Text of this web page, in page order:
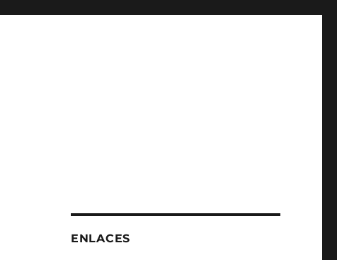
ENLACES